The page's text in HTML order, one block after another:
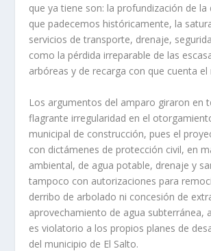
que ya tiene son: la profundización de la
que padecemos históricamente, la
servicios de transporte, drenaje,
como la pérdida irreparable de las
arbóreas y de recarga con que cuenta el
Los argumentos del amparo giraron en
flagrante irregularidad en el
municipal de construcción, pues el
con dictámenes de protección civil, en
ambiental, de agua potable, drenaje y
tampoco con autorizaciones para
derribo de arbolado ni concesión de
aprovechamiento de agua subterránea,
es violatorio a los propios planes de
del municipio de El Salto.